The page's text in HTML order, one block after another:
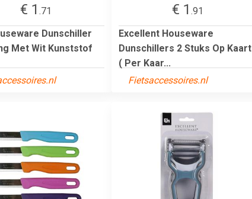
€ 1 .71
Dunschiller
Met Wit Kunststof
€ 1 .91
Excellent Houseware
Dunschillers 2 Stuks Op Kaart
( Per Kaar...
Fietsaccessoires.nl